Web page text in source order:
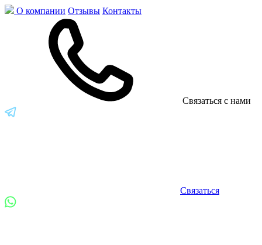
О компании Отзывы Контакты
Связаться с нами
Связаться